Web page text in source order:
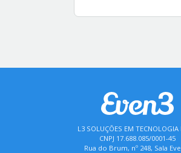
L3 SOLUÇÕES EM TECNOLOGIA
CNPJ 17.688.085/0001-45
Rua do Brum, nº 248, Sala